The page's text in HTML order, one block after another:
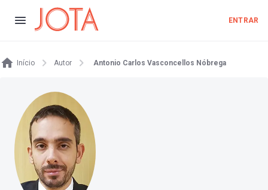
ENTRAR
Início Autor Antonio Carlos Vasconcellos Nóbrega